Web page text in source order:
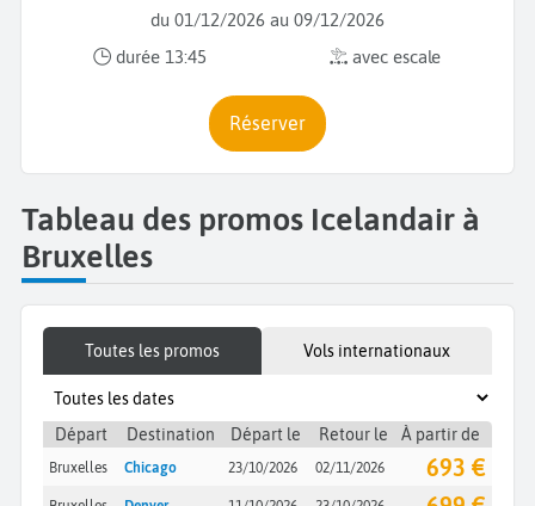
du 01/12/2026 au 09/12/2026
durée 13:45
avec escale
Réserver
Tableau des promos Icelandair à
Bruxelles
Toutes les promos Vols internationaux
Départ Destination Départ le Retour le À partir de
Bruxelles Chicago 23/10/2026 02/11/2026 693 €